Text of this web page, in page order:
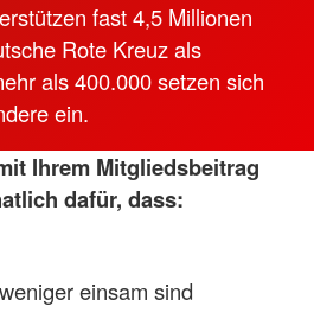
fast 4,5 Millionen
Rote Kreuz als
als 400.000 setzen sich
ein.
Ihrem Mitgliedsbeitrag
dafür, dass:
einsam sind